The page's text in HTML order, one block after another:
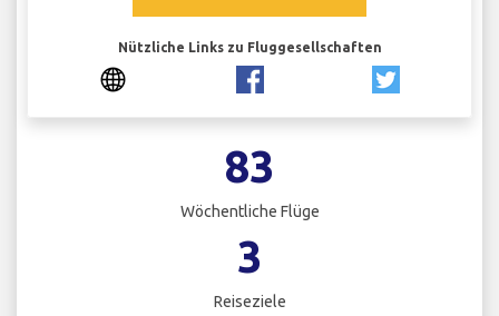
Nützliche Links zu Fluggesellschaften
83
Wöchentliche Flüge
3
Reiseziele